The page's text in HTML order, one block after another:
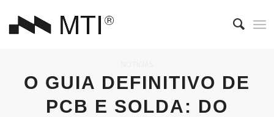
O GUIA DEFINITIVO DE
PCB E SOLDA: DO